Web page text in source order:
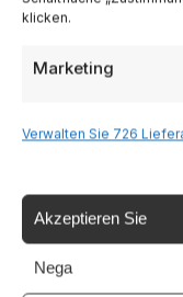
klicken.
Marketing
Verwalten Sie 726
Akzeptieren Sie
Nega
Liguria
Destinazioni